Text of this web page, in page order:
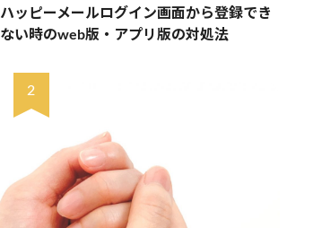
ハッピーメールログイン画面から登録でき
ない時のweb版・アプリ版の対処法